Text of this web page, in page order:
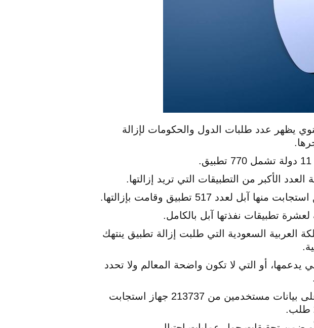
عدد طلبات الدول والحكومات لإزالة
الأكبر من التطبيقات التي تريد إزالتها.
العربية السعودية التي طلبت إزالة تطبيق ينتهك
يدعمها، أو التي لا تكون واضحة المعالم ولا تحدد
وعموماً فقد تلقت آبل 29183 طلب حكومي رسمي للحصول على بيانات مستخدمين من 213737 جهاز استجابت